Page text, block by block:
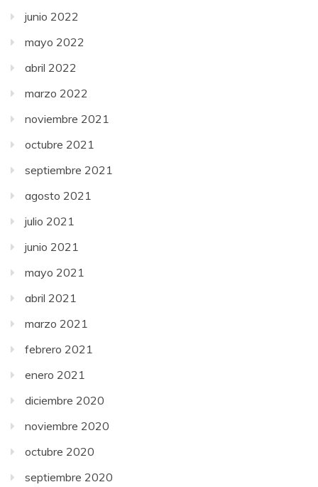
junio 2022
mayo 2022
abril 2022
marzo 2022
noviembre 2021
octubre 2021
septiembre 2021
agosto 2021
julio 2021
junio 2021
mayo 2021
abril 2021
marzo 2021
febrero 2021
enero 2021
diciembre 2020
noviembre 2020
octubre 2020
septiembre 2020